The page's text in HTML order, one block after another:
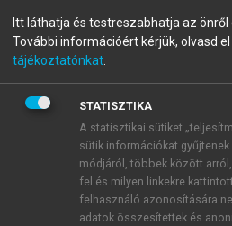
fiókoddal,vagy hozz
A regisztráció után a
BELÉPÉS SAJÁT
ÚJ FIÓK
1 óra díjmentes hozzáférés
Itt láthatja és testreszabhatja az
További információért kérjük, olvasd el
tájékoztatónkat
STATISZTIKA
A statisztikai sütiket
sütik információkat
módjáról, többek között
fel és milyen linkekre
felhasználó azonosítására
adatok összesítettek és